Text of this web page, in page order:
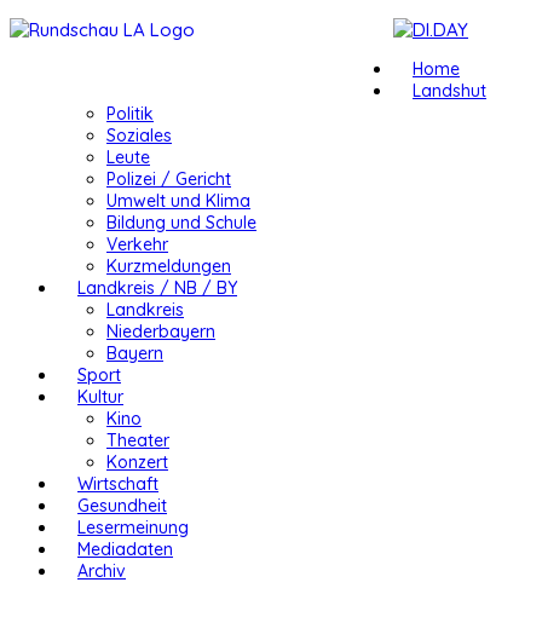
Home
Landshut
Politik
Soziales
Leute
Polizei / Gericht
Umwelt und Klima
Bildung und Schule
Verkehr
Kurzmeldungen
Landkreis / NB / BY
Landkreis
Niederbayern
Bayern
Sport
Kultur
Kino
Theater
Konzert
Wirtschaft
Gesundheit
Lesermeinung
Mediadaten
Archiv